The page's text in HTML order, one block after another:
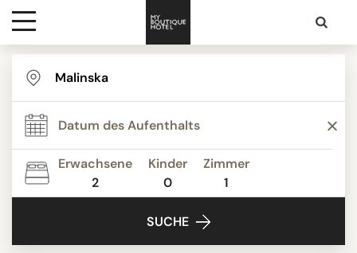
Ziele
Hotelarten
Kontakt
Erwachsene
2
Kinder
0
Zimmer
1
SUCHE
THEMEN
UNTERKUNFTSTYP